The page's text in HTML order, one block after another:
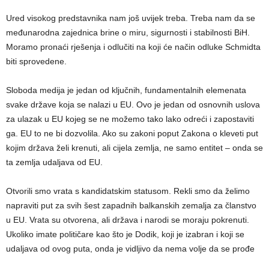
Ured visokog predstavnika nam još uvijek treba. Treba nam da se
međunarodna zajednica brine o miru, sigurnosti i stabilnosti BiH.
Moramo pronaći rješenja i odlučiti na koji će način odluke Schmidta
biti sprovedene.
Sloboda medija je jedan od ključnih, fundamentalnih elemenata
svake države koja se nalazi u EU. Ovo je jedan od osnovnih uslova
za ulazak u EU kojeg se ne možemo tako lako odreći i zapostaviti
ga. EU to ne bi dozvolila. Ako su zakoni poput Zakona o kleveti put
kojim država želi krenuti, ali cijela zemlja, ne samo entitet – onda se
ta zemlja udaljava od EU.
Otvorili smo vrata s kandidatskim statusom. Rekli smo da želimo
napraviti put za svih šest zapadnih balkanskih zemalja za članstvo
u EU. Vrata su otvorena, ali država i narodi se moraju pokrenuti.
Ukoliko imate političare kao što je Dodik, koji je izabran i koji se
udaljava od ovog puta, onda je vidljivo da nema volje da se prođe